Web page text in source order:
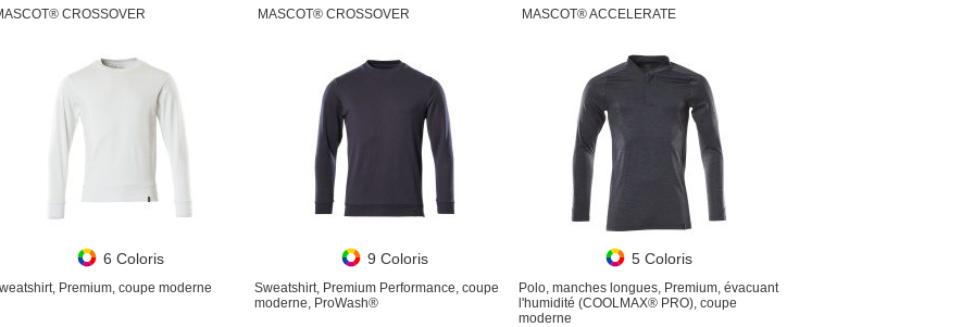
CROSSOVER
6 Coloris
Premium, coupe moderne
MASCOT® CROSSOVER
9 Coloris
Sweatshirt, Premium Performance, coupe
moderne, ProWash®
MASCOT® ACCELERATE
5 Coloris
Polo, manches longues, Premium, évacuant
l'humidité (COOLMAX® PRO), coupe
moderne